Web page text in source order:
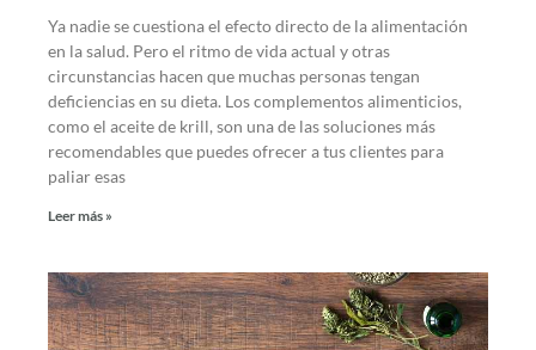
Ya nadie se cuestiona el efecto directo de la alimentación
en la salud. Pero el ritmo de vida actual y otras
circunstancias hacen que muchas personas tengan
deficiencias en su dieta. Los complementos alimenticios,
como el aceite de krill, son una de las soluciones más
recomendables que puedes ofrecer a tus clientes para
paliar esas
Leer más »